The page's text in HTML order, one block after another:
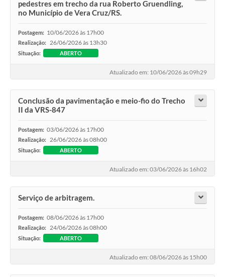
pedestres em trecho da rua Roberto Gruendling,
no Município de Vera Cruz/RS.
Postagem: 10/06/2026 às 17h00
Realização: 26/06/2026 às 13h30
Situação: ABERTO
Atualizado em: 10/06/2026 às 09h29
Conclusão da pavimentação e meio-fio do Trecho
II da VRS-847
Postagem: 03/06/2026 às 17h00
Realização: 26/06/2026 às 08h00
Situação: ABERTO
Atualizado em: 03/06/2026 às 16h02
Serviço de arbitragem.
Postagem: 08/06/2026 às 17h00
Realização: 24/06/2026 às 08h00
Situação: ABERTO
Atualizado em: 08/06/2026 às 15h00